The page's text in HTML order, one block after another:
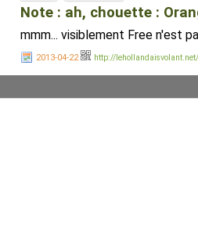
Note : ah, chouette :
mmm... visiblement Free n'est
2013-04-22 http://